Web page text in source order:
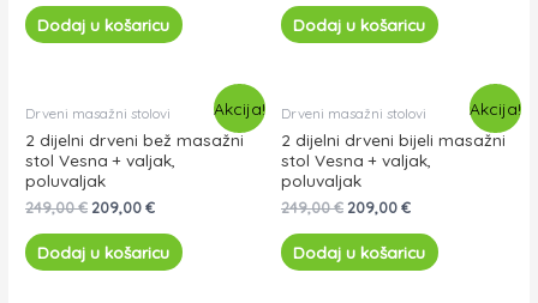
Dodaj u košaricu Dodaj u košaricu
Akcija!
Drveni masažni stolovi
2 dijelni drveni bež masažni
stol Vesna + valjak,
poluvaljak
249,00€ 209,00€
Dodaj u košaricu
Akcija!
Drveni masažni stolovi
2 dijelni drveni bijeli masažni
stol Vesna + valjak,
poluvaljak
249,00€ 209,00 €
Dodaj u košaricu